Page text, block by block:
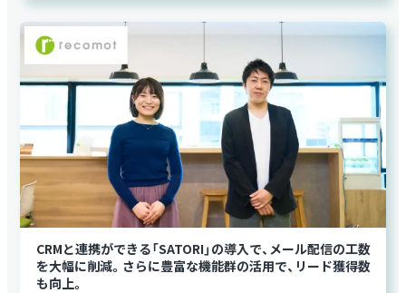
CRMと連携ができる「SATORI」の導入で、メール配信の工数
を大幅に削減。さらに豊富な機能群の活用で、リード獲得数
も向上。